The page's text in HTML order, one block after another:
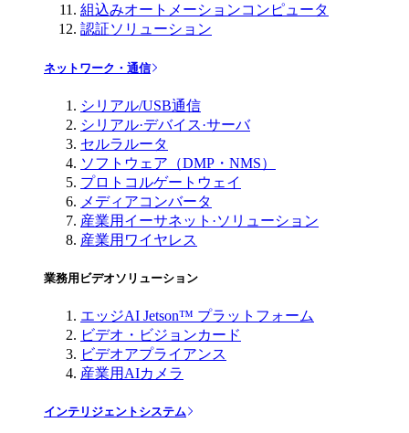
組込みオートメーションコンピュータ
認証ソリューション
ネットワーク・通信
シリアル/USB通信
シリアル·デバイス·サーバ
セルラルータ
ソフトウェア（DMP・NMS）
プロトコルゲートウェイ
メディアコンバータ
産業用イーサネット·ソリューション
産業用ワイヤレス
業務用ビデオソリューション
エッジAI Jetson™ プラットフォーム
ビデオ・ビジョンカード
ビデオアプライアンス
産業用AIカメラ
インテリジェントシステム